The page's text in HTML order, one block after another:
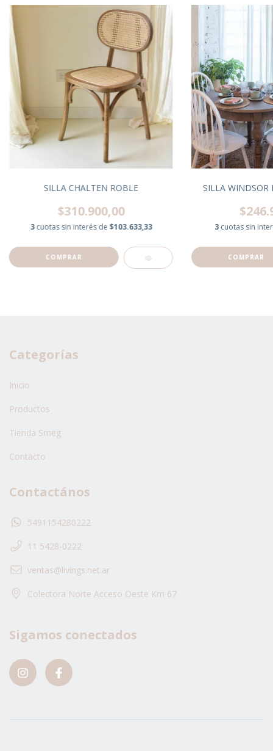
SILLA CHALTEN ROBLE
$310.900,00
3 cuotas sin interés de$103.633,33
SILLA WINDSOR
3 cuotas sin
Categorías
Inicio
Productos
Tienda Smeg
Contacto
Contactános
5491154280222
11 5428-0222
ventas@livings.net.ar
Colectora Norte Acceso Oeste Km 67
Sigamos conectados